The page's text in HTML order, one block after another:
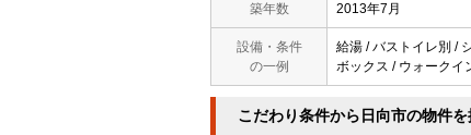
築年数 2013年7月
設備・条件
の一例
給湯 / バストイレ別 /
ボックス / ウォークイ
こだわり条件から日向市の物件